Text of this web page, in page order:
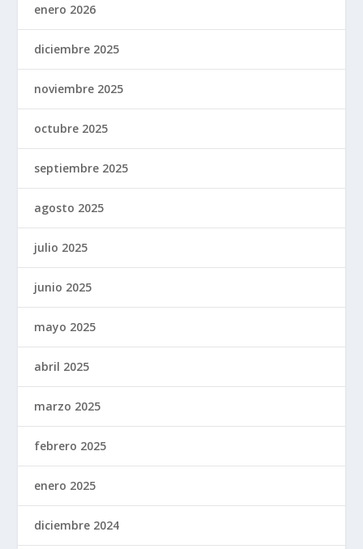
enero 2026
diciembre 2025
noviembre 2025
octubre 2025
septiembre 2025
agosto 2025
julio 2025
junio 2025
mayo 2025
abril 2025
marzo 2025
febrero 2025
enero 2025
diciembre 2024